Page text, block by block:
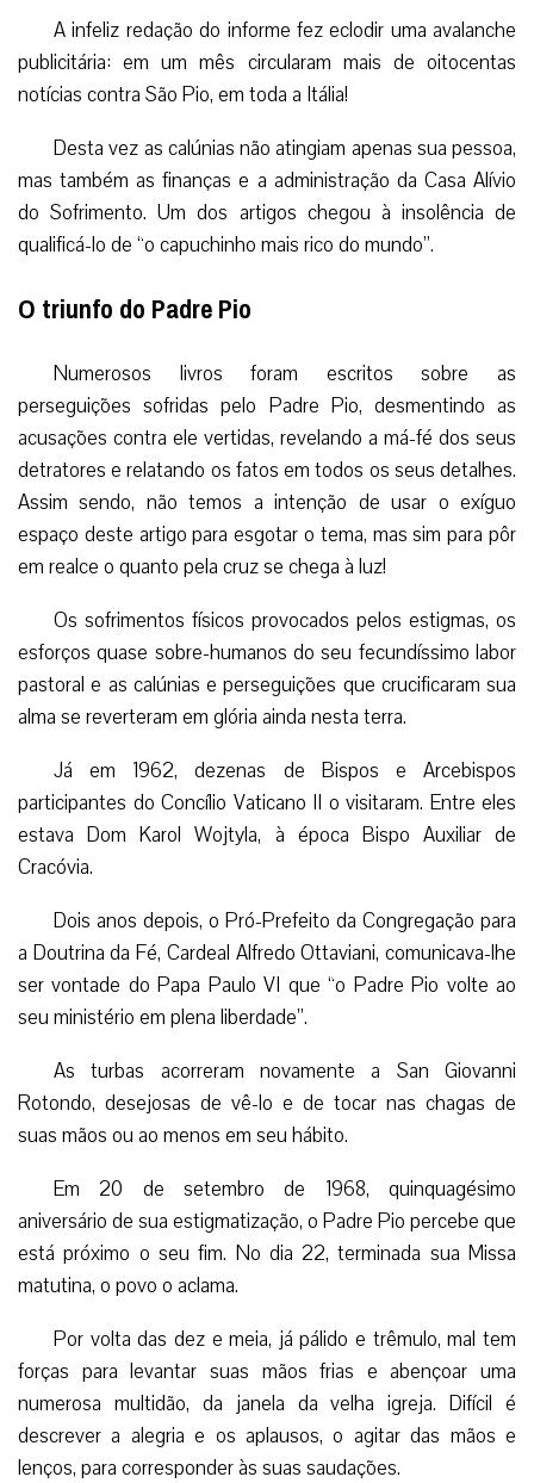
A infeliz redação do informe fez eclodir uma avalanche
publicitária: em um mês circularam mais de oitocentas
notícias contra São Pio, em toda a Itália!
Desta vez as calúnias não atingiam apenas sua pessoa,
mas também as finanças e a administração da Casa Alívio
do Sofrimento. Um dos artigos chegou à insolência de
qualificá-lo de “o capuchinho mais rico do mundo”.
O triunfo do Padre Pio
Numerosos livros foram escritos sobre as
perseguições sofridas pelo Padre Pio, desmentindo as
acusações contra ele vertidas, revelando a má-fé dos seus
detratores e relatando os fatos em todos os seus detalhes.
Assim sendo, não temos a intenção de usar o exíguo
espaço deste artigo para esgotar o tema, mas sim para pôr
em realce o quanto pela cruz se chega à luz!
Os sofrimentos físicos provocados pelos estigmas, os
esforços quase sobre-humanos do seu fecundíssimo labor
pastoral e as calúnias e perseguições que crucificaram sua
alma se reverteram em glória ainda nesta terra.
Já em 1962, dezenas de Bispos e Arcebispos
participantes do Concílio Vaticano II o visitaram. Entre eles
estava Dom Karol Wojtyla, à época Bispo Auxiliar de
Cracóvia.
Dois anos depois, o Pró-Prefeito da Congregação para
a Doutrina da Fé, Cardeal Alfredo Ottaviani, comunicava-lhe
ser vontade do Papa Paulo VI que “o Padre Pio volte ao
seu ministério em plena liberdade”.
As turbas acorreram novamente a San Giovanni
Rotondo, desejosas de vê-lo e de tocar nas chagas de
suas mãos ou ao menos em seu hábito.
Em 20 de setembro de 1968, quinquagésimo
aniversário de sua estigmatização, o Padre Pio percebe que
está próximo o seu fim. No dia 22, terminada sua Missa
matutina, o povo o aclama.
Por volta das dez e meia, já pálido e trêmulo, mal tem
forças para levantar suas mãos frias e abençoar uma
numerosa multidão, da janela da velha igreja. Difícil é
descrever a alegria e os aplausos, o agitar das mãos e
lenços, para corresponder às suas saudações.